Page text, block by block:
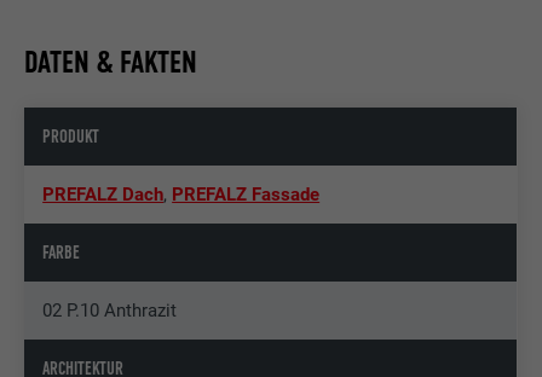
DATEN & FAKTEN
PRODUKT
PREFALZ Dach, PREFALZ Fassade
FARBE
02 P.10 Anthrazit
ARCHITEKTUR